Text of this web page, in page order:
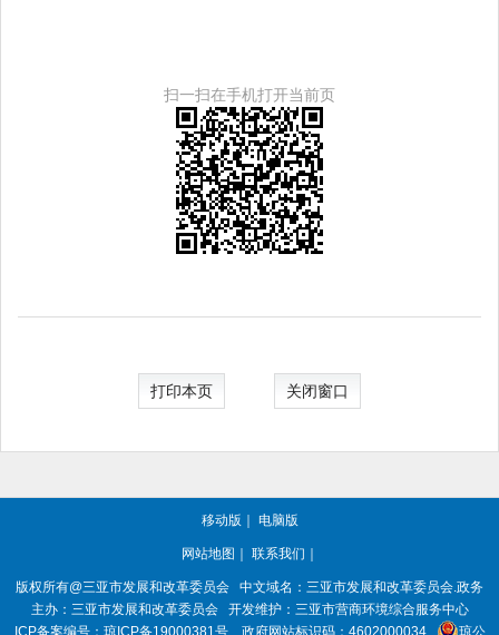
扫一扫在手机打开当前页
打印本页 关闭窗口
移动版 ｜ 电脑版
网站地图 ｜ 联系我们 ｜
版权所有@三亚市发展和改革委员会
中文域名：三亚市发展和改革委员会.政务
主办：三亚市发展和改革委员会
开发维护：三亚市营商环境综合服务中心
ICP备案编号： 琼ICP备19000381号 政府网站标识码： 4602000034 琼公